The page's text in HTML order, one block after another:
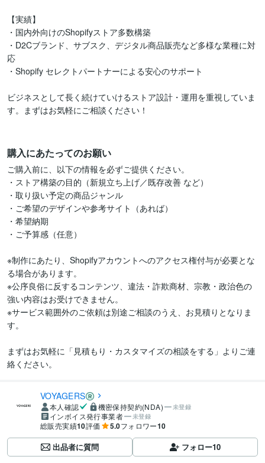
【実績】
・国内外向けのShopifyストア多数構築
・D2Cブランド、サブスク、デジタル商品販売など多様な業種に対
応
・Shopify セレクトパートナーによる安心のサポート
ビジネスとして長く続けていけるストア設計・運用を重視していま
す。まずはお気軽にご相談ください！
購入にあたってのお願い
ご購入前に、以下の情報を必ずご提供ください。
・ストア構築の目的（新規立ち上げ／既存改善 など）
・取り扱い予定の商品ジャンル
・ご希望のデザインや参考サイト（あれば）
・希望納期
・ご予算感（任意）
※制作にあたり、Shopifyアカウントへのアクセス権付与が必要とな
る場合があります。
※公序良俗に反するコンテンツ、違法・詐欺商材、宗教・政治色の
強い内容はお受けできません。
※サービス範囲外のご依頼は別途ご相談のうえ、お見積りとなりま
す。
まずはお気軽に「見積もり・カスタマイズの相談をする」よりご連
絡ください。
VOYAGERS
本人確認 機密保持契約(NDA) 未登録
インボイス発行事業者 未登録
総販売実績10評価 5.0フォロワー10
出品者に質問 フォロー10